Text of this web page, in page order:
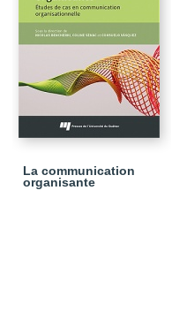
La communication
organisante